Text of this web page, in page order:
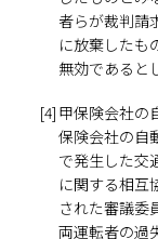
者らが裁判請
に放棄したも
無効であると
[4] 甲保険会社の
保険会社の自
で発生した交
に関する相互
された審議委
両運転者の過